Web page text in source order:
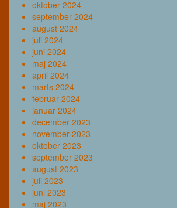
oktober 2024
september 2024
august 2024
juli 2024
juni 2024
maj 2024
april 2024
marts 2024
februar 2024
januar 2024
december 2023
november 2023
oktober 2023
september 2023
august 2023
juli 2023
juni 2023
maj 2023